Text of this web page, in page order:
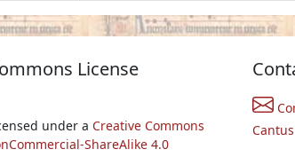
License
under a Creative Commons
ShareAlike 4.0